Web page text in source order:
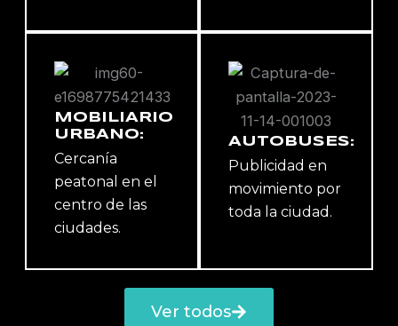
MOBILIARIO
URBANO:
Cercanía
peatonal en el
centro de las
ciudades.
AUTOBUSES:
Publicidad en
movimiento por
toda la ciudad.
Ver todos